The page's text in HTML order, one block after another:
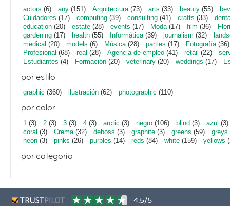
actors (6) any (151) Arquitectura(73) arts (33) beauty (55)
Cuidadores (17) computing (39) consulting (41) crafts (33)
education (20) estate (28) events (17) Moda(17) film (36)
gardening (17) health (55) Informática(39) journalism (32)
medical (20) models (6) Música(28) parties (17) Fotografía(36)
Profesional (68) real (28) Agencia de empleo (41) retail (22)
Estudiantes (4) Formación (20) veterinary (20) weddings (17)
por estilo
graphic (360) ilustración (62) photographic (110)
por color
1 (3) 2 (3) 3 (3) 4 (3) arctic (3) negro (106) blind (3) azul (3)
coral (3) Crema(32) deboss (3) graphite (3) greens (59) greys
neon (3) pinks (26) purples (14) reds (84) white (159) yellows
por categoría
4.5/5